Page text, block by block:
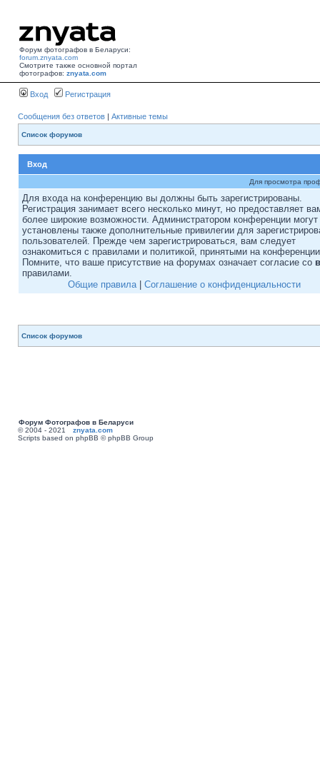
Форум фотографов в Беларуси:
forum.znyata.com
Смотрите также основной портал
фотографов: znyata.com
Вход Регистрация
Сообщения без ответов | Активные темы
Список форумов
Вход
Для просмотра
Для входа на конференцию вы должны быть зарегистрированы.
Регистрация занимает всего несколько минут, но предоставляет
более широкие возможности. Администратором конференции
установлены также дополнительные привилегии для
пользователей. Прежде чем зарегистрироваться, вам следует
ознакомиться с правилами и политикой, принятыми на
Помните, что ваше присутствие на форумах означает согласие со
правилами.
Общие правила| Соглашение о конфиденциальности
Список форумов
Форум Фотографов в Беларуси
© 2004 - 2021 znyata.com
Scripts based on phpBB © phpBB Group